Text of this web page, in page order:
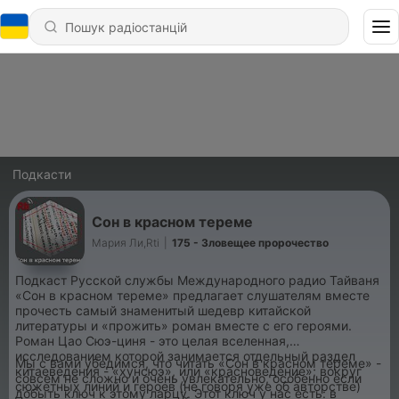
Подкасти
Сон в красном тереме
Мария Ли,Rti 175 - Зловещее пророчество
Подкаст Русской службы Международного радио Тайваня
«Сон в красном тереме» предлагает слушателям вместе
прочесть самый знаменитый шедевр китайской
литературы и «прожить» роман вместе с его героями.
Роман Цао Сюэ-циня - это целая вселенная,
исследованием которой занимается отдельный раздел
китаеведения - «хунсюэ», или «красноведение»; вокруг
сюжетных линий и героев (не говоря уже об авторстве)
Мы с вами убедимся, что читать «Сон в красном тереме» -
совсем не сложно и очень увлекательно, особенно если
добыть ключ к этому ларцу. Этот ключ у нас есть: в